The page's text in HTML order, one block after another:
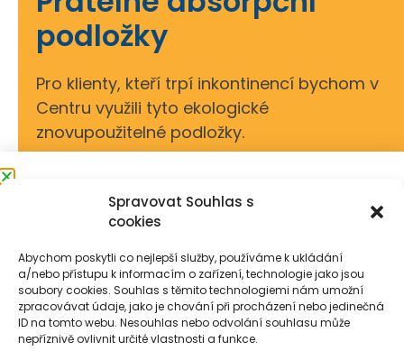
Spravovat Souhlas s
cookies
Abychom poskytli co nejlepší služby, používáme k ukládání
a/nebo přístupu k informacím o zařízení, technologie jako jsou
soubory cookies. Souhlas s těmito technologiemi nám umožní
zpracovávat údaje, jako je chování při procházení nebo jedinečná
ID na tomto webu. Nesouhlas nebo odvolání souhlasu může
nepříznivě ovlivnit určité vlastnosti a funkce.
podložky
Pro klienty, kteří trpí inkontinencí bychom v
Centru využili tyto ekologické
znovupoužitelné podložky.
Kontakty E-shop Pro média
Přihlaste se k odběru
novinek
Každý měsíc rozesíláme elektronicky
informace o aktualitách ze Seňoriny.
Přihlaste se a zůstaňte s námi v
kontaktu.